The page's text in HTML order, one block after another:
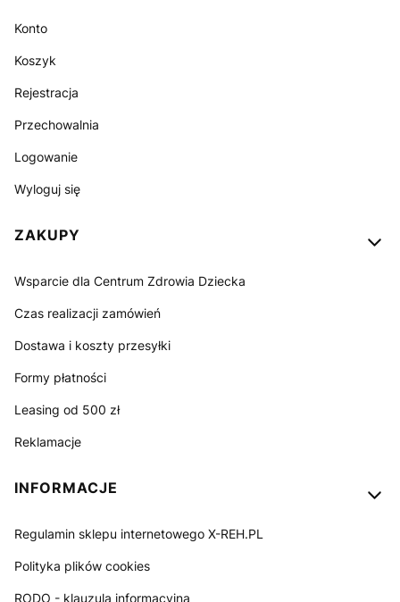
Konto
Koszyk
Rejestracja
Przechowalnia
Logowanie
Wyloguj się
ZAKUPY
Wsparcie dla Centrum Zdrowia Dziecka
Czas realizacji zamówień
Dostawa i koszty przesyłki
Formy płatności
Leasing od 500 zł
Reklamacje
INFORMACJE
Regulamin sklepu internetowego X-REH.PL
Polityka plików cookies
RODO - klauzula informacyjna